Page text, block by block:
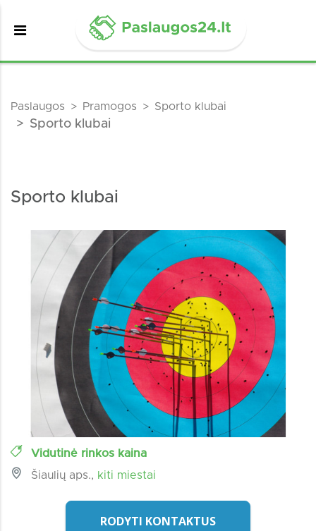
Paslaugos Pramogos Sporto klubai
Sporto klubai
Sporto klubai
Vidutinė rinkos kaina
Šiaulių aps., kiti miestai
RODYTI KONTAKTUS